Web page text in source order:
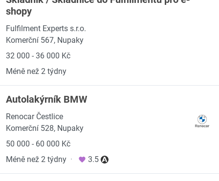
shopy
Fulfilment Experts s.r.o.
Komerční 567, Nupaky
32 000 - 36 000 Kč
Méně než 2 týdny
Autolakýrník BMW
Renocar Čestlice
Komerční 528, Nupaky
50 000 - 60 000 Kč
Méně než 2 týdny · 3.5